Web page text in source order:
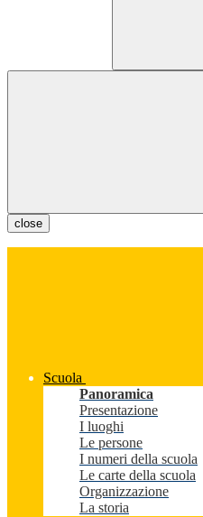
close
Scuola
Panoramica
Presentazione
I luoghi
Le persone
I numeri della scuola
Le carte della scuola
Organizzazione
La storia